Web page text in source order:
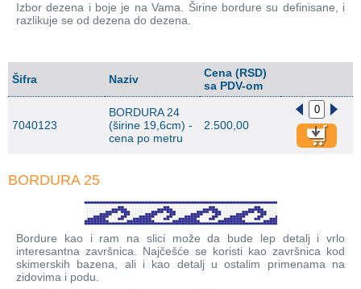
Izbor dezena i boje je na Vama. Širine bordure su definisane, i
razlikuje se od dezena do dezena.
Šifra Naziv
Cena (RSD)
sa PDV-om
7040123
BORDURA 24
(širine 19,6cm) -
cena po metru
2.500,00
BORDURA 25
Bordure kao i ram na slici može da bude lep detalj i vrlo
interesantna završnica. Najčešće se koristi kao završnica kod
skimerskih bazena, ali i kao detalj u ostalim primenama na
zidovima i podu.